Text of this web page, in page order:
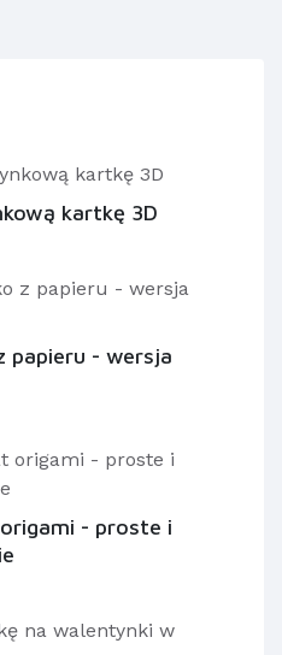
kartkę 3D
papieru - wersja
- proste i